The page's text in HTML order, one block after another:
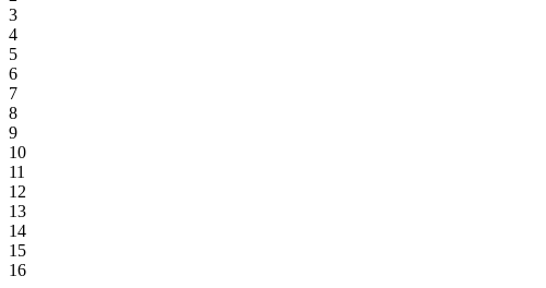
3
4
5
6
7
8
9
10
11
12
13
14
15
16